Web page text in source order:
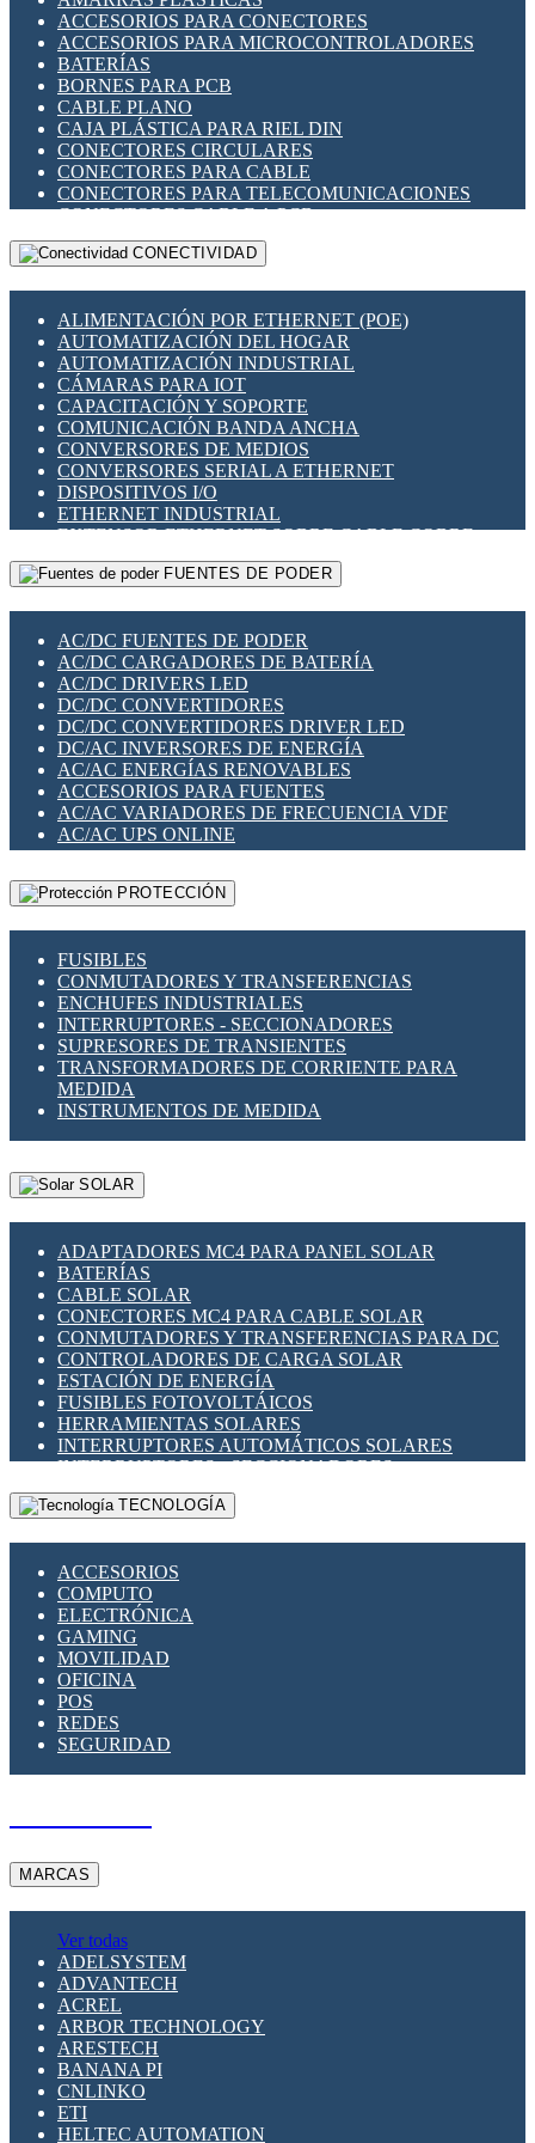
INDICADORES PARA PANEL
INTERFACES DE RELÉ
INTERRUPTORES FIN DE CARRERA
LLAVES CONMUTADORAS
MEDIDORES DE ENERGÍA Y TC'S DE CORRIENTE
MOTORES PASO A PASO
PANTALLAS HMI
PLC -CONTROLADORES LÓGICO PROGRAMABLES
PROGRAMADORES DE HORARIO
RELÉS DE PROTECCIÓN
SENSORES CAPACITIVOS
SENSORES INDUCTIVOS
TEMPORIZADORES
VARIACS
VARIADORES DE FRECUENCIA [VDF]
SECCIONADORES - INTERRUPTORES
MAQUINARIA
ACCESORIOS PARA CONECTORES
ACCESORIOS PARA MICROCONTROLADORES
BATERÍAS
BORNES PARA PCB
CABLE PLANO
CAJA PLÁSTICA PARA RIEL DIN
CONECTORES CIRCULARES
CONECTORES PARA CABLE
CONECTORES PARA TELECOMUNICACIONES
CONECTORES CABLE A PCB
CONECTORES PCB A CABLE
DIP SWITCHES
HERRAMIENTAS VARIAS
ILUMINACIÓN LED
INTERRUPTORES REED
INTERFACES DE RELÉ
OTROS RELÉS
PROTECCIÓN TÉRMICA
RELÉS AUTOMOTRICES
RELÉS DE SEÑAL
RELÉS DE ESTADO SÓLIDO SSR
RELÉS INDUSTRIALES
RELÉS MINIATURA DE POTENCIA
SENSORES MAGNÉTICOS
SWITCH Y MICROSWITCH
TARJETAS PI
UNIÓN Y DERIVACIÓN DE CABLE
CONECTIVIDAD
ALIMENTACIÓN POR ETHERNET (POE)
AUTOMATIZACIÓN DEL HOGAR
AUTOMATIZACIÓN INDUSTRIAL
CÁMARAS PARA IOT
CAPACITACIÓN Y SOPORTE
COMUNICACIÓN BANDA ANCHA
CONVERSORES DE MEDIOS
CONVERSORES SERIAL A ETHERNET
DISPOSITIVOS I/O
ETHERNET INDUSTRIAL
EXTENSOR ETHERNET SOBRE CABLE COBRE
GATEWAY LORAWAN
GESTIÓN DE REDES
PLACAS MODULARES IOT
SWITCHES Y REDES WIFI
SOLUCIONES IOT
SOLUCIONES LORAWAN
SOLUCIONES RED CELULAR
SEGURIDAD PARA REDES
SWITCHES LAN
TELEFONÍA IP (VOIP)
VIGILANCIA IP (CCTV)
MESHTASTIC
FUENTES DE PODER
AC/DC FUENTES DE PODER
AC/DC CARGADORES DE BATERÍA
AC/DC DRIVERS LED
DC/DC CONVERTIDORES
DC/DC CONVERTIDORES DRIVER LED
DC/AC INVERSORES DE ENERGÍA
AC/AC ENERGÍAS RENOVABLES
ACCESORIOS PARA FUENTES
AC/AC VARIADORES DE FRECUENCIA VDF
AC/AC UPS ONLINE
PROTECCIÓN
FUSIBLES
CONMUTADORES Y TRANSFERENCIAS
ENCHUFES INDUSTRIALES
INTERRUPTORES - SECCIONADORES
SUPRESORES DE TRANSIENTES
TRANSFORMADORES DE CORRIENTE PARA
MEDIDA
INSTRUMENTOS DE MEDIDA
SOLAR
ADAPTADORES MC4 PARA PANEL SOLAR
BATERÍAS
CABLE SOLAR
CONECTORES MC4 PARA CABLE SOLAR
CONMUTADORES Y TRANSFERENCIAS PARA DC
CONTROLADORES DE CARGA SOLAR
ESTACIÓN DE ENERGÍA
FUSIBLES FOTOVOLTÁICOS
HERRAMIENTAS SOLARES
INTERRUPTORES AUTOMÁTICOS SOLARES
INTERRUPTORES - SECCIONADORES
FOTOVOLTÁICOS
MONTAJE PANEL SOLAR
SUPRESOR DE TRANSIENTES SPDS PARA
APLICACIONES FOTOVOLTAICAS
TECNOLOGÍA
ACCESORIOS
COMPUTO
ELECTRÓNICA
GAMING
MOVILIDAD
OFICINA
POS
REDES
SEGURIDAD
MARCAS
Ver todas
ADELSYSTEM
ADVANTECH
ACREL
ARBOR TECHNOLOGY
ARESTECH
BANANA PI
CNLINKO
ETI
HELTEC AUTOMATION